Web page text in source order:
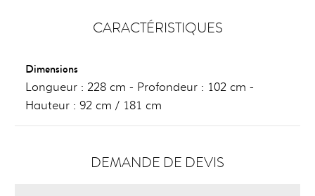
CARACTÉRISTIQUES
Dimensions
Longueur : 228 cm - Profondeur : 102 cm -
Hauteur : 92 cm / 181 cm
DEMANDE DE DEVIS